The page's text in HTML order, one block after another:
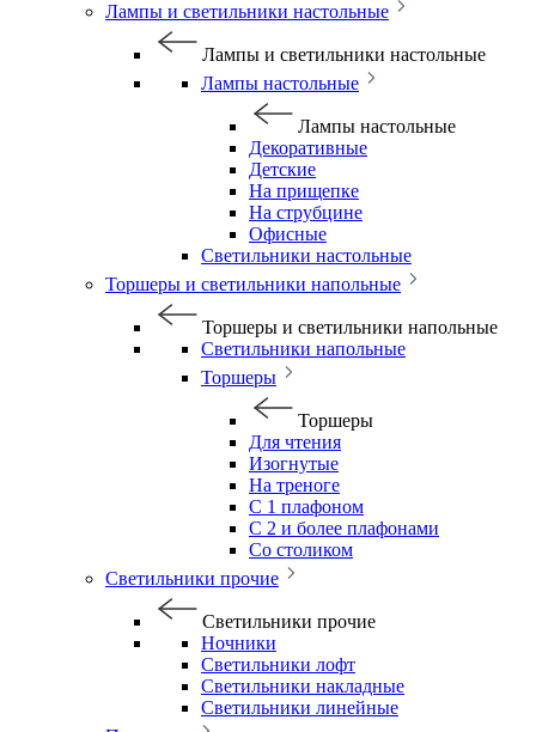
Лампы и светильники настольные
Лампы и светильники настольные
Лампы настольные
Лампы настольные
Декоративные
Детские
На прищепке
На струбцине
Офисные
Светильники настольные
Торшеры и светильники напольные
Торшеры и светильники напольные
Светильники напольные
Торшеры
Торшеры
Для чтения
Изогнутые
На треноге
С 1 плафоном
С 2 и более плафонами
Со столиком
Светильники прочие
Светильники прочие
Ночники
Светильники лофт
Светильники накладные
Светильники линейные